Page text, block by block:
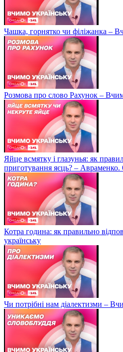
Чашка, горнятко чи філіжанка –
Розмова про слово Рахунок –
Яйце всмятку і глазунья: як
приготування яєць? –
Котра година: як правильно
українську
Чи потрібні нам діалектизми –